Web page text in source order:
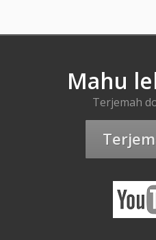
Mahu
Terjemah